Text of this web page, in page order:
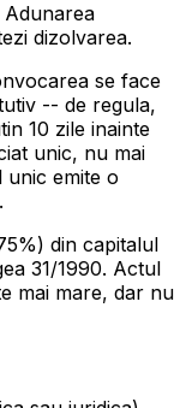
dizolvarea.
se face
-- de regula,
10 zile inainte
unic, nu mai
emite o
din capitalul
31/1990. Actul
mai mare, dar nu